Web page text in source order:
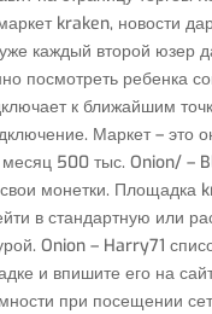
kraken, новости
каждый второй юзер
посмотреть ребенка
к ближайшим
Маркет – это
500 тыс. Onion/ –
монетки. Площадка
в стандартную или
Onion – Harry71
и впишите его на
при посещении